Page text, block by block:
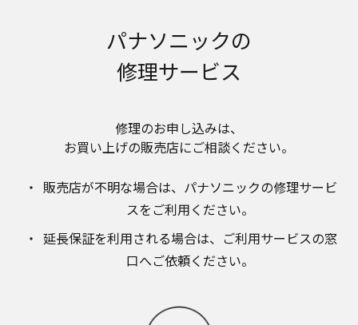
本ウェブサイトのサービスの利用、または利用できな
かったことにより万一損害（データの破損・業務の中
断・営業情報の損失などによる損害を含む）が生じ、
たとえそのような損害の発生や第三者からの賠償請求
本ウェブサイトのサービスの中止、変更など
容や条件を変更する場合があります。あらかじめご了
取扱説明書は、商品をご購入いただいたお客様のため
の資料です。本ウェブサイトに公開されている取扱説
パナソニックの
修理サービス
修理のお申し込みは、​
お買い上げの販売店にご相談ください。​
販売店が不明な場合は、​パナソニックの修理サービ
スをご利用ください。​
延長保証を利用される場合は、​ご利用サービスの窓
口へご依頼ください。